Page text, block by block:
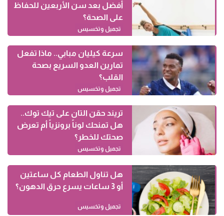
أفضل بعد سن الأربعين للحفاظ
على الصحة؟
تجميل وتخسيس
سرعة كيليان مبابي.. ماذا تفعل
تمارين العدو السريع بصحة
القلب؟
تجميل وتخسيس
تريند حقن التان على تيك توك..
هل تمنحك لوناً برونزياً أم تعرض
صحتك للخطر؟
تجميل وتخسيس
هل تناول الطعام كل ساعتين
أو 3 ساعات يسرع حرق الدهون؟
تجميل وتخسيس